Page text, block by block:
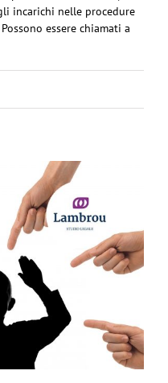
incarichi nelle procedure
essere chiamati a